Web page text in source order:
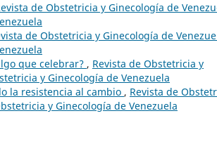
de Obstetricia y Ginecología de
de Obstetricia y Ginecología de
que celebrar? , Revista de Obstetricia y
y Ginecología de Venezuela
la resistencia al cambio , Revista de
y Ginecología de Venezuela